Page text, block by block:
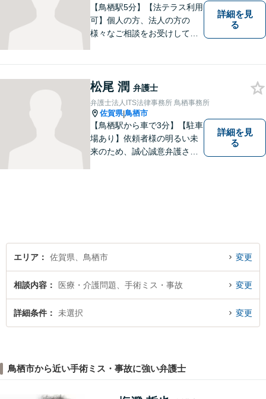
【鳥栖駅5分】【法テラス利用
可】個人の方、法人の方の
様々なご相談をお受けしてお
案いたします。【債務整理・
残業代請求については初回面
談無料】【土日祝・夜間相談
可】
詳細を見
る
松尾 潤 弁護士
弁護士法人ITS法律事務所 鳥栖事務所
佐賀県|鳥栖市
【鳥栖駅から車で3分】【駐車
場あり】依頼者様の明るい未
来のため、誠心誠意弁護させ
詳細を見
る
エリア 佐賀県、鳥栖市 変更
相談内容 医療・介護問題、手術ミス・事故 変更
詳細条件 未選択 変更
鳥栖市から近い手術ミス・事故に強い弁護士